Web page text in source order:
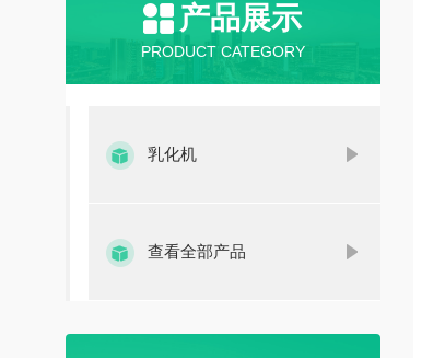
产品展示
PRODUCT CATEGORY
乳化机
查看全部产品